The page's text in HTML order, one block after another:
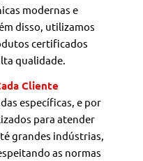
modernas e
disso, utilizamos
certificados
qualidade.
Cliente
específicas, e por
para atender
grandes indústrias,
as normas